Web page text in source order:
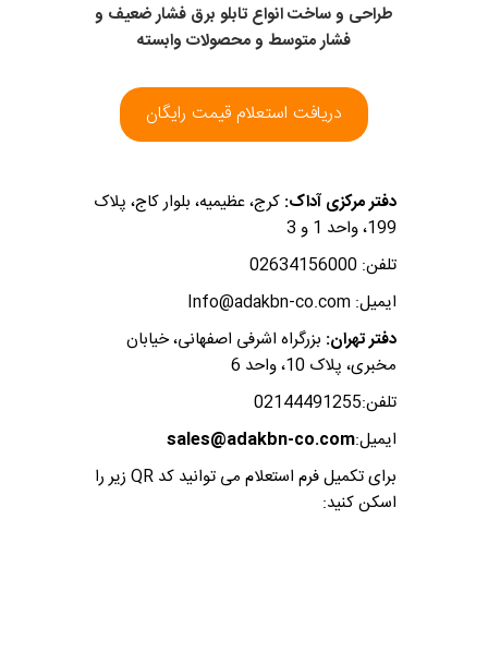
طراحی و ساخت انواع تابلو برق فشار ضعیف و
فشار متوسط و محصولات وابسته
دریافت استعلام قیمت رایگان
دفتر مرکزی آداک: کرج، عظیمیه، بلوار کاج، پلاک
199، واحد 1 و 3
تلفن: 02634156000
ایمیل: Info@adakbn-co.com
دفتر تهران: بزرگراه اشرفی اصفهانی، خیابان
مخبری، پلاک 10، واحد 6
تلفن:02144491255
ایمیل:sales@adakbn-co.com
برای تکمیل فرم استعلام می توانید کد QR زیر را
اسکن کنید: